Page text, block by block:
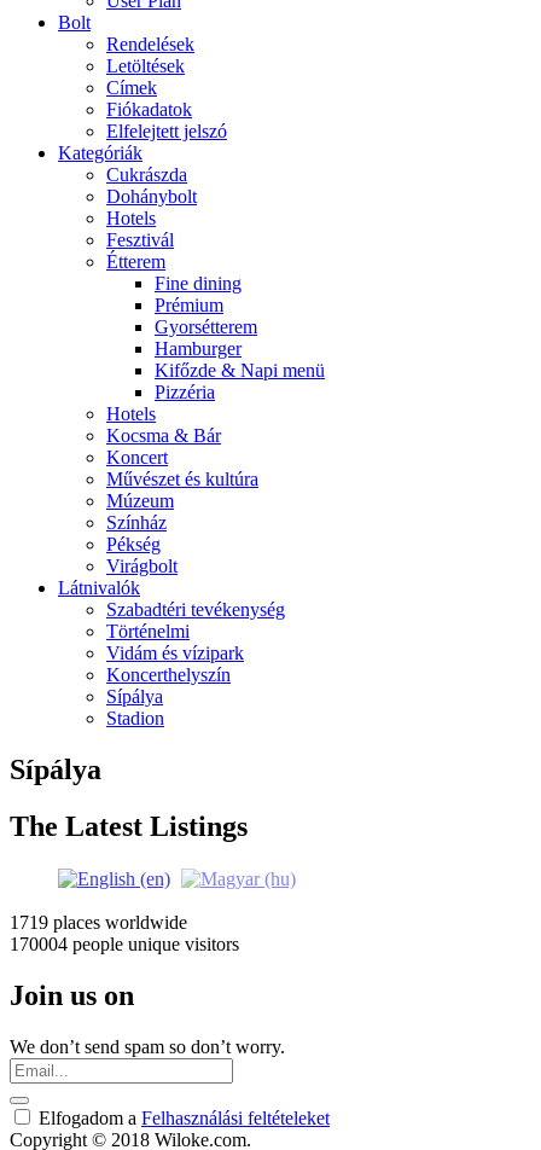
Bolt
Rendelések
Letöltések
Címek
Fiókadatok
Elfelejtett jelszó
Kategóriák
Cukrászda
Dohánybolt
Hotels
Fesztivál
Étterem
Fine dining
Prémium
Gyorsétterem
Hamburger
Kifőzde & Napi menü
Pizzéria
Hotels
Kocsma & Bár
Koncert
Művészet és kultúra
Múzeum
Színház
Pékség
Virágbolt
Látnivalók
Szabadtéri tevékenység
Történelmi
Vidám és vízipark
Koncerthelyszín
Sípálya
Stadion
Sípálya
The Latest Listings
1719 places worldwide
170004 people unique visitors
Join us on
We don’t send spam so don’t worry.
Elfogadom a Felhasználási feltételeket
Copyright © 2018 Wiloke.com.